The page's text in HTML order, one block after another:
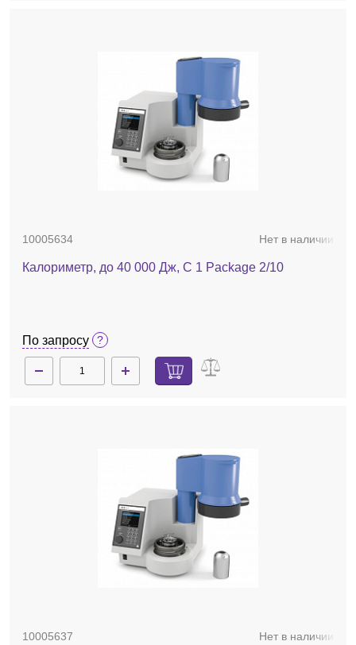
10005634 Нет в наличии
Калориметр, до 40 000 Дж, C 1 Package 2/10
По запросу
10005637 Нет в наличии